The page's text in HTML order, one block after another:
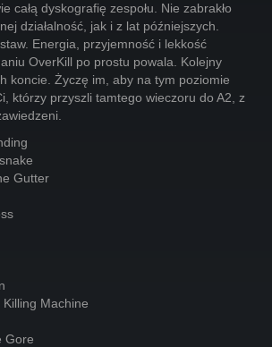
całą dyskografię zespołu. Nie zabrakło
działalność, jak i z lat późniejszych.
Energia, przyjemność i lekkość
OverKill po prostu powala. Kolejny
koncie. Życzę im, aby na tym poziomie
którzy przyszli tamtego wieczoru do A2, z
Gutter
Machine
Gore